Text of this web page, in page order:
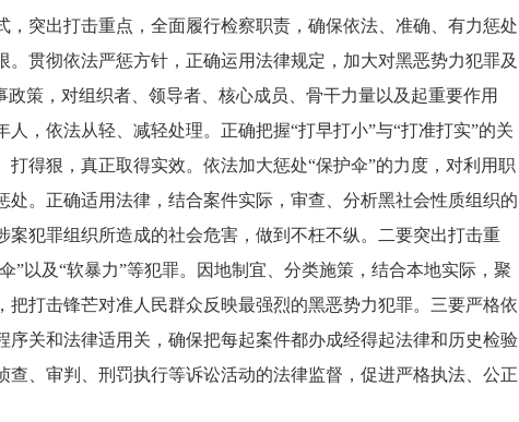
，突出打击重点，全面履行检察职责，确保依法、准确、有力惩处
贯彻依法严惩方针，正确运用法律规定，加大对黑恶势力犯罪及
策，对组织者、领导者、核心成员、骨干力量以及起重要作用
，依法从轻、减轻处理。正确把握“打早打小”与“打准打实”的关
得狠，真正取得实效。依法加大惩处“保护伞”的力度，对利用职
。正确适用法律，结合案件实际，审查、分析黑社会性质组织的
案犯罪组织所造成的社会危害，做到不枉不纵。二要突出打击重
”以及“软暴力”等犯罪。因地制宜、分类施策，结合本地实际，聚
打击锋芒对准人民群众反映最强烈的黑恶势力犯罪。三要严格依
关和法律适用关，确保把每起案件都办成经得起法律和历史检验
查、审判、刑罚执行等诉讼活动的法律监督，促进严格执法、公正